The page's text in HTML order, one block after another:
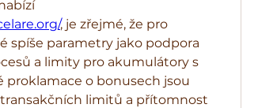
podíváme na specifika, která nabízí
, je zřejmé, že pro
spíše parametry jako podpora
a limity pro akumulátory s
proklamace o bonusech jsou
limitů a přítomnost